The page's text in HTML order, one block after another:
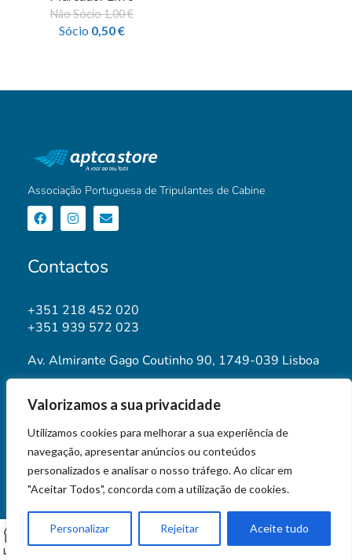
Valorizamos a sua privacidade
Utilizamos cookies para melhorar a sua experiência de
navegação, apresentar anúncios ou conteúdos
personalizados e analisar o nosso tráfego. Ao clicar em
"Aceitar Todos", concorda com a utilização de cookies.
Personalizar Rejeitar Aceite tudo
Não Sócio1,00€
Sócio 0,50€
Associação Portuguesa de Tripulantes de Cabine
Contactos
+351 218 452 020
+351 939 572 023
Av. Almirante Gago Coutinho 90, 1749-039 Lisboa
www.aptca.pt
© 2026 APTCA STORE
Loja